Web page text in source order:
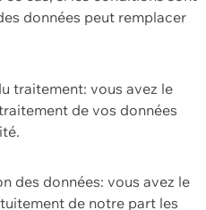
données peut remplacer
traitement: vous avez le
de vos données
des données: vous avez le
de notre part les